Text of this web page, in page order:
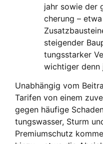
jahr sowie der
che­rung –
stei­gen­der
tungs­star­ker
wich­ti­ger denn
Unab­hän­gig vom
Tari­fen von einem
gegen häu­fi­ge
tungs­was­ser, Sturm
Pre­mi­um­schutz